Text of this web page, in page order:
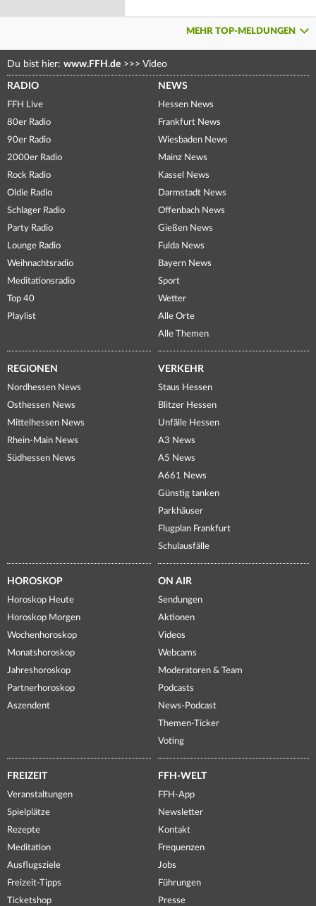
MEHR TOP-MELDUNGEN
Du bist hier: www.FFH.de >>> Video
RADIO
FFH Live
80er Radio
90er Radio
2000er Radio
Rock Radio
Oldie Radio
Schlager Radio
Party Radio
Lounge Radio
Weihnachtsradio
Meditationsradio
Top 40
Playlist
NEWS
Hessen News
Frankfurt News
Wiesbaden News
Mainz News
Kassel News
Darmstadt News
Offenbach News
Gießen News
Fulda News
Bayern News
Sport
Wetter
Alle Orte
Alle Themen
REGIONEN
Nordhessen News
Osthessen News
Mittelhessen News
Rhein-Main News
Südhessen News
VERKEHR
Staus Hessen
Blitzer Hessen
Unfälle Hessen
A3 News
A5 News
A661 News
Günstig tanken
Parkhäuser
Flugplan Frankfurt
Schulausfälle
HOROSKOP
Horoskop Heute
Horoskop Morgen
Wochenhoroskop
Monatshoroskop
Jahreshoroskop
Partnerhoroskop
Aszendent
ON AIR
Sendungen
Aktionen
Videos
Webcams
Moderatoren & Team
Podcasts
News-Podcast
Themen-Ticker
Voting
FREIZEIT
Veranstaltungen
Spielplätze
Rezepte
Meditation
Ausflugsziele
Freizeit-Tipps
Ticketshop
FFH-WELT
FFH-App
Newsletter
Kontakt
Frequenzen
Jobs
Führungen
Presse